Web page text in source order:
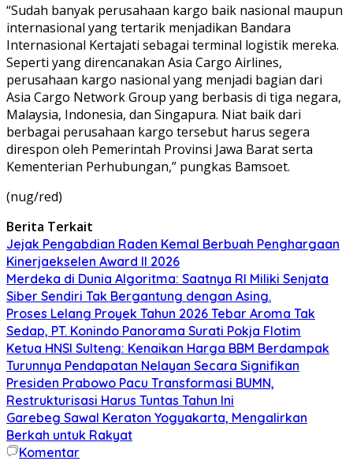
“Sudah banyak perusahaan kargo baik nasional maupun
internasional yang tertarik menjadikan Bandara
Internasional Kertajati sebagai terminal logistik mereka.
Seperti yang direncanakan Asia Cargo Airlines,
perusahaan kargo nasional yang menjadi bagian dari
Asia Cargo Network Group yang berbasis di tiga negara,
Malaysia, Indonesia, dan Singapura. Niat baik dari
berbagai perusahaan kargo tersebut harus segera
direspon oleh Pemerintah Provinsi Jawa Barat serta
Kementerian Perhubungan,” pungkas Bamsoet.
(nug/red)
Berita Terkait
Jejak Pengabdian Raden Kemal Berbuah Penghargaan
Kinerjaekselen Award II 2026
Merdeka di Dunia Algoritma: Saatnya RI Miliki Senjata
Siber Sendiri Tak Bergantung dengan Asing.
Proses Lelang Proyek Tahun 2026 Tebar Aroma Tak
Sedap, PT. Konindo Panorama Surati Pokja Flotim
Ketua HNSI Sulteng: Kenaikan Harga BBM Berdampak
Turunnya Pendapatan Nelayan Secara Signifikan
Presiden Prabowo Pacu Transformasi BUMN,
Restrukturisasi Harus Tuntas Tahun Ini
Garebeg Sawal Keraton Yogyakarta, Mengalirkan
Berkah untuk Rakyat
Komentar